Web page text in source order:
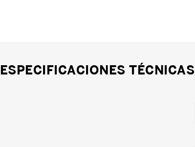
ESPECIFICACIONES TÉCNICAS